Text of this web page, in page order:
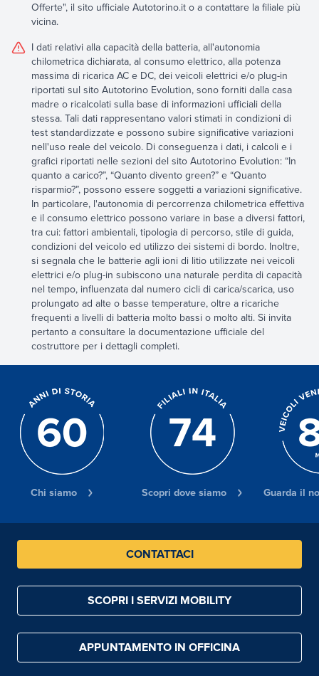
Offerte", il sito ufficiale Autotorino.it o a contattare la filiale più
vicina.
I dati relativi alla capacità della batteria, all'autonomia
chilometrica dichiarata, al consumo elettrico, alla potenza
massima di ricarica AC e DC, dei veicoli elettrici e/o plug-in
riportati sul sito Autotorino Evolution, sono forniti dalla casa
madre o ricalcolati sulla base di informazioni ufficiali della
stessa. Tali dati rappresentano valori stimati in condizioni di
test standardizzate e possono subire significative variazioni
nell'uso reale del veicolo. Di conseguenza i dati, i calcoli e i
grafici riportati nelle sezioni del sito Autotorino Evolution: “In
quanto a carico?”, “Quanto divento green?” e “Quanto
risparmio?”, possono essere soggetti a variazioni significative.
In particolare, l'autonomia di percorrenza chilometrica effettiva
e il consumo elettrico possono variare in base a diversi fattori,
tra cui: fattori ambientali, tipologia di percorso, stile di guida,
condizioni del veicolo ed utilizzo dei sistemi di bordo. Inoltre,
si segnala che le batterie agli ioni di litio utilizzate nei veicoli
elettrici e/o plug-in subiscono una naturale perdita di capacità
nel tempo, influenzata dal numero cicli di carica/scarica, uso
prolungato ad alte o basse temperature, oltre a ricariche
frequenti a livelli di batteria molto bassi o molto alti. Si invita
pertanto a consultare la documentazione ufficiale del
costruttore per i dettagli completi.
Chi siamo Scopri dove siamo Guarda il
CONTATTACI
SCOPRI I SERVIZI MOBILITY
APPUNTAMENTO IN OFFICINA